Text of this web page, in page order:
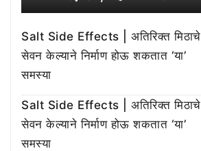
Salt Side Effects | अतिरिक्त मिठाचे
सेवन केल्याने निर्माण होऊ शकतात ‘या’
समस्या
Salt Side Effects | अतिरिक्त मिठाचे
सेवन केल्याने निर्माण होऊ शकतात ‘या’
समस्या